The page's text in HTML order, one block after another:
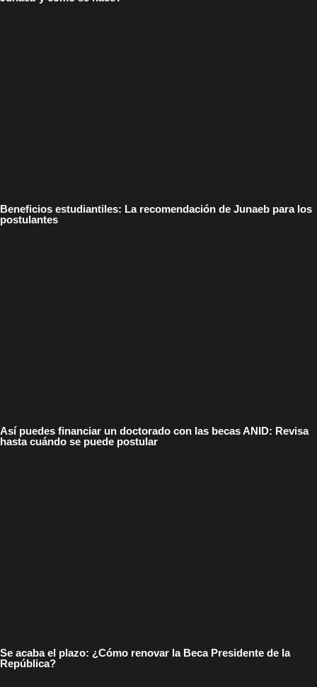
Beneficios estudiantiles: La recomendación de Junaeb para los
postulantes
Así puedes financiar un doctorado con las becas ANID: Revisa
hasta cuándo se puede postular
Se acaba el plazo: ¿Cómo renovar la Beca Presidente de la
República?